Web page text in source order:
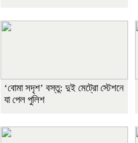
‘বোমা সদৃশ’ বস্তু: দুই মেট্রো স্টেশনে
যা পেল পুলিশ